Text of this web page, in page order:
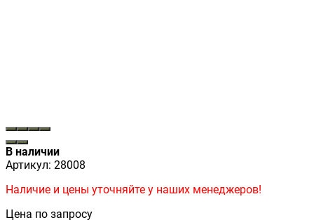
В наличии
Артикул: 28008
Наличие и цены уточняйте у наших менеджеров!
Цена по запросу